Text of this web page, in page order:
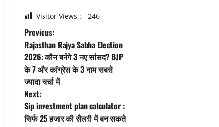
Visitor Views : 246
P
o
s
t
n
Previous:
Rajasthan Rajya Sabha Election
2026: कौन बनेंगे 3 नए सांसद? BJP
के 7 और कांग्रेस के 3 नाम सबसे
ज्यादा चर्चा में
Next:
Sip investment plan calculator :
सिर्फ 25 हजार की सैलरी में बन सकते